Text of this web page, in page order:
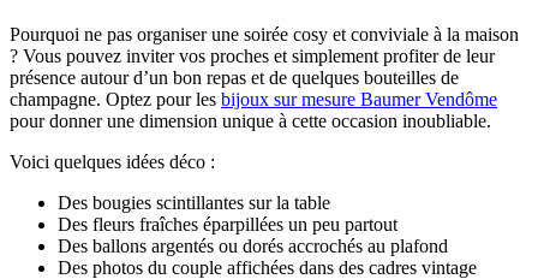
Pourquoi ne pas organiser une soirée cosy et conviviale à la maison
? Vous pouvez inviter vos proches et simplement profiter de leur
présence autour d’un bon repas et de quelques bouteilles de
champagne. Optez pour les bijoux sur mesure Baumer Vendôme
pour donner une dimension unique à cette occasion inoubliable.
Voici quelques idées déco :
Des bougies scintillantes sur la table
Des fleurs fraîches éparpillées un peu partout
Des ballons argentés ou dorés accrochés au plafond
Des photos du couple affichées dans des cadres vintage